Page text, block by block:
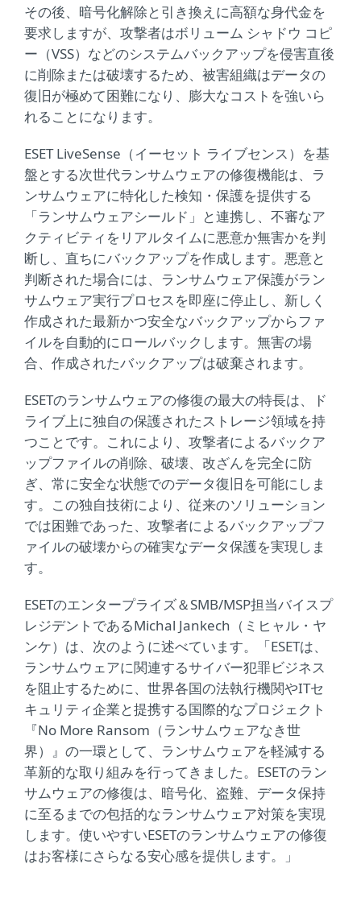
その後、暗号化解除と引き換えに高額な身代金を
要求しますが、攻撃者はボリューム シャドウ コピ
ー（VSS）などのシステムバックアップを侵害直後
に削除または破壊するため、被害組織はデータの
復旧が極めて困難になり、膨大なコストを強いら
れることになります。
ESET LiveSense（イーセット ライブセンス）を基
盤とする次世代ランサムウェアの修復機能は、ラ
ンサムウェアに特化した検知・保護を提供する
「ランサムウェアシールド」と連携し、不審なア
クティビティをリアルタイムに悪意か無害かを判
断し、直ちにバックアップを作成します。悪意と
判断された場合には、ランサムウェア保護がラン
サムウェア実行プロセスを即座に停止し、新しく
作成された最新かつ安全なバックアップからファ
イルを自動的にロールバックします。無害の場
合、作成されたバックアップは破棄されます。
ESETのランサムウェアの修復の最大の特長は、ド
ライブ上に独自の保護されたストレージ領域を持
つことです。これにより、攻撃者によるバックア
ップファイルの削除、破壊、改ざんを完全に防
ぎ、常に安全な状態でのデータ復旧を可能にしま
す。この独自技術により、従来のソリューション
では困難であった、攻撃者によるバックアップフ
ァイルの破壊からの確実なデータ保護を実現しま
す。
ESETのエンタープライズ＆SMB/MSP担当バイスプ
レジデントであるMichal Jankech（ミヒャル・ヤ
ンケ）は、次のように述べています。「ESETは、
ランサムウェアに関連するサイバー犯罪ビジネス
を阻止するために、世界各国の法執行機関やITセ
キュリティ企業と提携する国際的なプロジェクト
『No More Ransom（ランサムウェアなき世
界）』の一環として、ランサムウェアを軽減する
革新的な取り組みを行ってきました。ESETのラン
サムウェアの修復は、暗号化、盗難、データ保持
に至るまでの包括的なランサムウェア対策を実現
します。使いやすいESETのランサムウェアの修復
はお客様にさらなる安心感を提供します。」